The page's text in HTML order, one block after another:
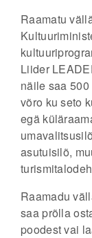
Raamatu
Liider
näile saa
võro ku seto
egä
asutuisilõ,
Raamadu
saa prõlla
poodest vai